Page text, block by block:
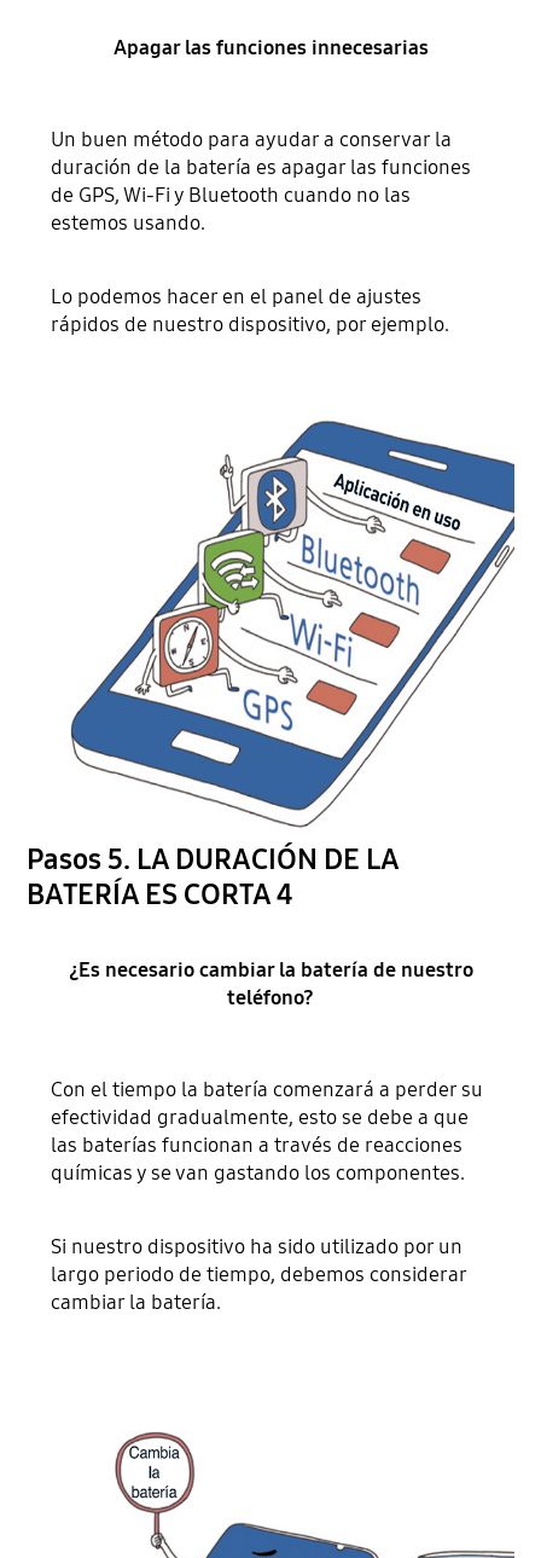
Apagar las funciones innecesarias
Un buen método para ayudar a conservar la
duración de la batería es apagar las funciones
de GPS, Wi-Fi y Bluetooth cuando no las
estemos usando.
Lo podemos hacer en el panel de ajustes
rápidos de nuestro dispositivo, por ejemplo.
Pasos 5. LA DURACIÓN DE LA
BATERÍA ES CORTA 4
¿Es necesario cambiar la batería de nuestro
teléfono?
Con el tiempo la batería comenzará a perder su
efectividad gradualmente, esto se debe a que
las baterías funcionan a través de reacciones
químicas y se van gastando los componentes.
Si nuestro dispositivo ha sido utilizado por un
largo periodo de tiempo, debemos considerar
cambiar la batería.